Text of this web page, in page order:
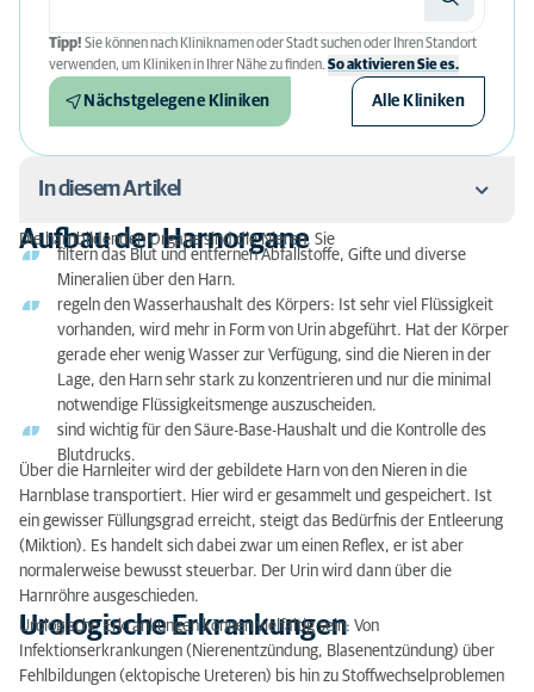
Tipp! Sie können nach Kliniknamen oder Stadt suchen oder Ihren Standort
verwenden, um Kliniken in Ihrer Nähe zu finden. So aktivieren Sie es.
Nächstgelegene Kliniken Alle Kliniken
In diesem Artikel
Aufbau der Harnorgane
Urologische Erkrankungen
Urologische Untersuchungen
Urologische Behandlungen
Aufbau der Harnorgane
Die harnbildenden Organe sind die Nieren. Sie
filtern das Blut und entfernen Abfallstoffe, Gifte und diverse
Mineralien über den Harn.
regeln den Wasserhaushalt des Körpers: Ist sehr viel Flüssigkeit
vorhanden, wird mehr in Form von Urin abgeführt. Hat der Körper
gerade eher wenig Wasser zur Verfügung, sind die Nieren in der
Lage, den Harn sehr stark zu konzentrieren und nur die minimal
notwendige Flüssigkeitsmenge auszuscheiden.
sind wichtig für den Säure-Base-Haushalt und die Kontrolle des
Blutdrucks.
Über die Harnleiter wird der gebildete Harn von den Nieren in die
Harnblase transportiert. Hier wird er gesammelt und gespeichert. Ist
ein gewisser Füllungsgrad erreicht, steigt das Bedürfnis der Entleerung
(Miktion). Es handelt sich dabei zwar um einen Reflex, er ist aber
normalerweise bewusst steuerbar. Der Urin wird dann über die
Harnröhre ausgeschieden.
Urologische Erkrankungen
Urologische Erkrankungen können vielfältig sein: Von
Infektionserkrankungen (Nierenentzündung, Blasenentzündung) über
Fehlbildungen (ektopische Ureteren) bis hin zu Stoffwechselproblemen